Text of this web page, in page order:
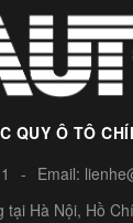
QUY Ô TÔ
- Email:
Hà Nội, Hồ